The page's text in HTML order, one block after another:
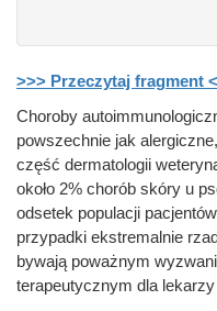
>>> Przeczytaj fragment
Choroby
powszechnie jak
część dermatologii
około 2% chorób skóry u
odsetek populacji
przypadki ekstremalnie
bywają poważnym
terapeutycznym dla